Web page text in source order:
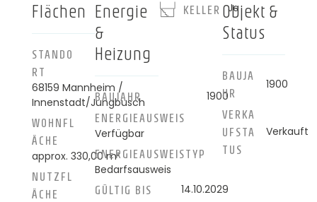
Flächen
STANDO
RT
68159 Mannheim /
Innenstadt/Jungbusch
WOHNFL
ÄCHE
approx. 330,00 m²
NUTZFL
ÄCHE
Energie
&
Heizung
BAUJAHR 1900
ENERGIEAUSWEIS
Verfügbar
ENERGIE­AUSWEISTYP
Bedarfsausweis
GÜLTIG BIS 14.10.2029
KELLER Ja
Objekt &
Status
BAUJA
HR
1900
VERKA
UFSTA
TUS
Verkauft